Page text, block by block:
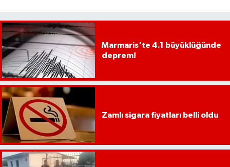
Marmaris'te 4.1 büyüklüğünde
deprem!
Zamlı sigara fiyatları belli oldu